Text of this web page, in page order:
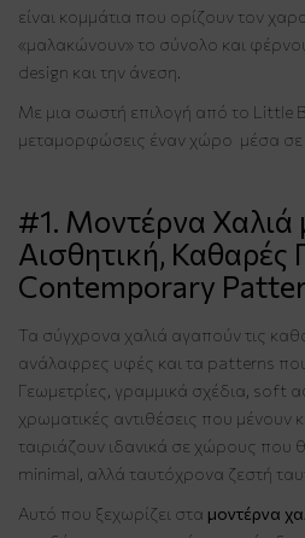
είναι κομμάτια που ορίζουν τον
«μαλακώνουν» το σύνολο και
design και την άνεση.
Με μια σωστή επιλογή από το Little
μεταμορφώσεις έναν χώρο μέσα σε
#1. Μοντέρνα Χαλιά
Αισθητική, Καθαρές
Contemporary
Τα σύγχρονα χαλιά αγαπούν τις
ανάλαφρες υφές και τα patterns
Γεωμετρίες, γραμμικά σχέδια, soft
χρωματικές αντιθέσεις που μένουν
ταιριάζουν ιδανικά σε χώρους που
minimal, αλλά ταυτόχρονα ζεστή
Αυτό που ξεχωρίζει στα μοντέρνα